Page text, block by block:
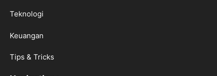
Teknologi
Keuangan
Tips & Tricks